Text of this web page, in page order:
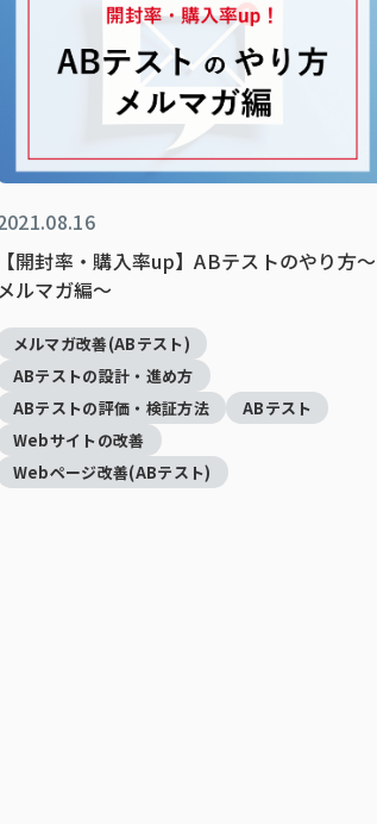
【開封率・購入率up】ABテストのやり方～
メルマガ編～
メルマガ改善(ABテスト)
ABテストの設計・進め方
ABテストの評価・検証方法
ABテスト
Webサイトの改善
Webページ改善(ABテスト)